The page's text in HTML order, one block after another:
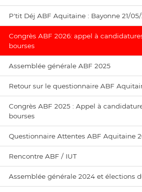
P'tit Déj ABF Aquitaine : Bayonne 21/
Congrès ABF 2026: appel à
bourses
Assemblée générale ABF 2025
Retour sur le questionnaire ABF
Congrès ABF 2025 : Appel à
bourses
Questionnaire Attentes ABF Aquitaine
Rencontre ABF / IUT
Assemblée générale 2024 et élections